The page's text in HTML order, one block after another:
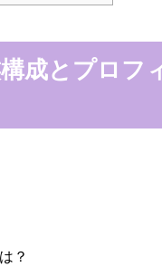
成とプロフ
？